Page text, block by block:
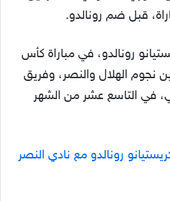
رونالدو، في مباراة كأس
نجوم الهلال والنصر، وفريق
في التاسع عشر من الشهر
رونالدو مع نادي النصر